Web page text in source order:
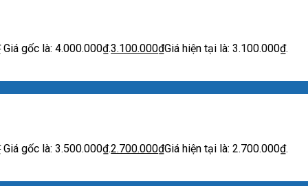
Giá gốc là: 4.000.000₫.3.100.000₫Giá hiện tại là: 3.100.000₫.
Giá gốc là: 3.500.000₫.2.700.000₫Giá hiện tại là: 2.700.000₫.